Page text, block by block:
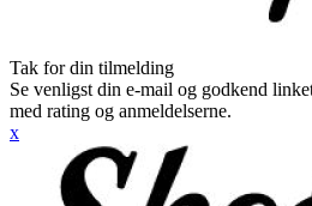
Tak for din tilmelding
Se venligst din e-mail og godkend
med rating og anmeldelserne.
x